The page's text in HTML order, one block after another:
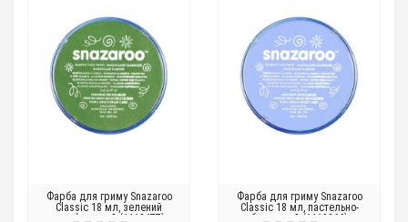
Фарба для гриму Snazaroo
Classic 18 мл, зелений
трав`яниcтий (1118477)
Фарба для гриму Snazaroo
Classic 18 мл, пастельно-
блакитний (1118366)